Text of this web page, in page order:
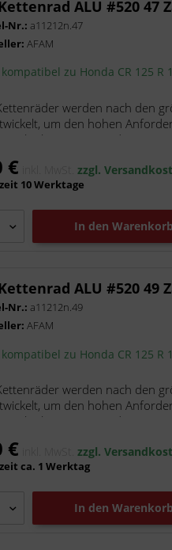
ALU #520 47
Nr.: a11212n.47
AFAM
zu Honda CR 125 R
werden nach den
um den hohen
Kettenräder...
€ inkl. MwSt.zzgl.
10 Werktage
In den Warenkorb
ALU #520 49
Nr.: a11212n.49
AFAM
zu Honda CR 125 R
werden nach den
um den hohen
Kettenräder...
€ inkl. MwSt.zzgl.
ca. 1 Werktag
In den Warenkorb